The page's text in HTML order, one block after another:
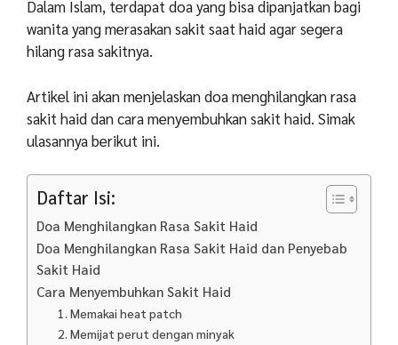
Dalam Islam, terdapat doa yang bisa dipanjatkan bagi
wanita yang merasakan sakit saat haid agar segera
hilang rasa sakitnya.
Artikel ini akan menjelaskan doa menghilangkan rasa
sakit haid dan cara menyembuhkan sakit haid. Simak
ulasannya berikut ini.
Daftar Isi:
Doa Menghilangkan Rasa Sakit Haid
Doa Menghilangkan Rasa Sakit Haid dan Penyebab
Sakit Haid
Cara Menyembuhkan Sakit Haid
1. Memakai heat patch
2. Memijat perut dengan minyak